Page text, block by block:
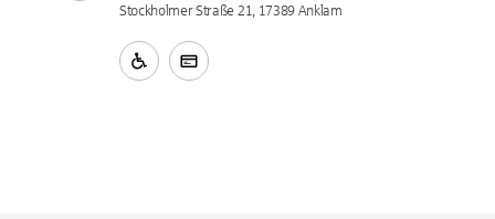
Stockholmer Straße 21, 17389 Anklam